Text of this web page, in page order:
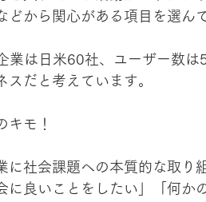
どから関心がある項目を選ん
業は日米60社、ユーザー数
スだと考えています。
キモ！
に社会課題への本質的な取り
に良いことをしたい」「何か